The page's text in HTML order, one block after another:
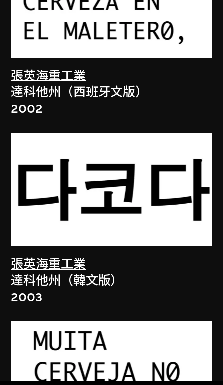
張英海重工業
達科他州（西班牙文版）
2002
張英海重工業
達科他州（韓文版）
2003